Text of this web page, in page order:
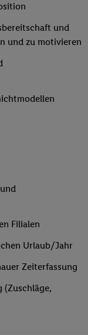
und
und zu motivieren
Filialen
Urlaub/Jahr
Zeiterfassung
(Zuschläge,